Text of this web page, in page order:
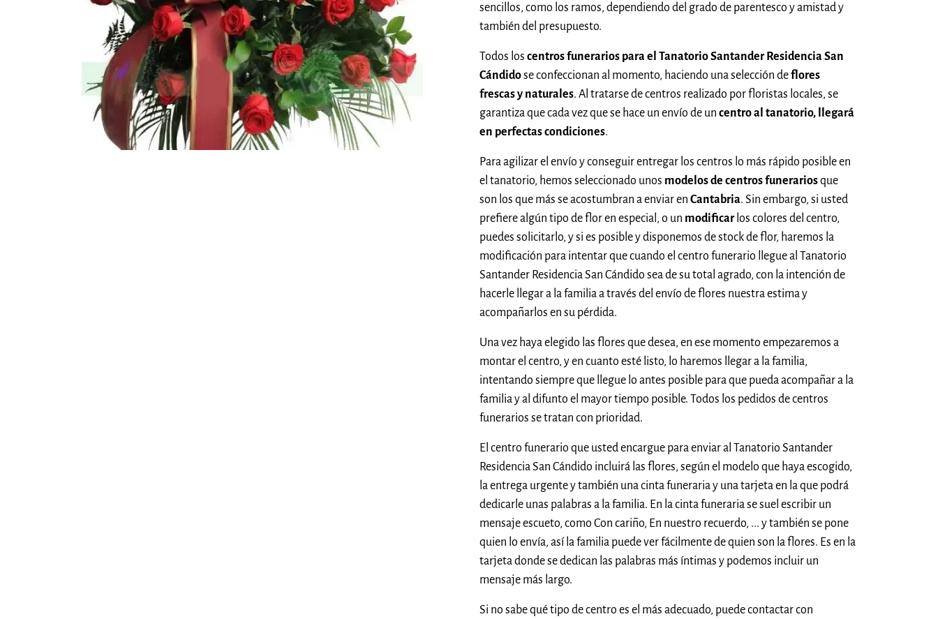
sencillos, como los ramos, dependiendo del grado de parentesco y amistad y
también del presupuesto.
Todos los centros funerarios para el Tanatorio Santander Residencia San
Cándidose confeccionan al momento, haciendo una selección deflores
frescas y naturales. Al tratarse de centros realizado por floristas locales, se
garantiza que cada vez que se hace un envío de un centro al tanatorio, llegará
en perfectas condiciones.
Para agilizar el envío y conseguir entregar los centros lo más rápido posible en
el tanatorio, hemos seleccionado unos modelos de centros funerariosque
son los que más se acostumbran a enviar en Cantabria. Sin embargo, si usted
prefiere algún tipo de flor en especial, o un modificarlos colores del centro,
puedes solicitarlo, y si es posible y disponemos de stock de flor, haremos la
modificación para intentar que cuando el centro funerario llegue al Tanatorio
Santander Residencia San Cándido sea de su total agrado, con la intención de
hacerle llegar a la familia a través del envío de flores nuestra estima y
acompañarlos en su pérdida.
Una vez haya elegido las flores que desea, en ese momento empezaremos a
montar el centro, y en cuanto esté listo, lo haremos llegar a la familia,
intentando siempre que llegue lo antes posible para que pueda acompañar a la
familia y al difunto el mayor tiempo posible. Todos los pedidos de centros
funerarios se tratan con prioridad.
El centro funerario que usted encargue para enviar al Tanatorio Santander
Residencia San Cándido incluirá las flores, según el modelo que haya escogido,
la entrega urgente y también una cinta funeraria y una tarjeta en la que podrá
dedicarle unas palabras a la familia. En la cinta funeraria se suel escribir un
mensaje escueto, como Con cariño, En nuestro recuerdo, ... y también se pone
quien lo envía, así la familia puede ver fácilmente de quien son la flores. Es en la
tarjeta donde se dedican las palabras más íntimas y podemos incluir un
mensaje más largo.
Si no sabe qué tipo de centro es el más adecuado, puede contactar con